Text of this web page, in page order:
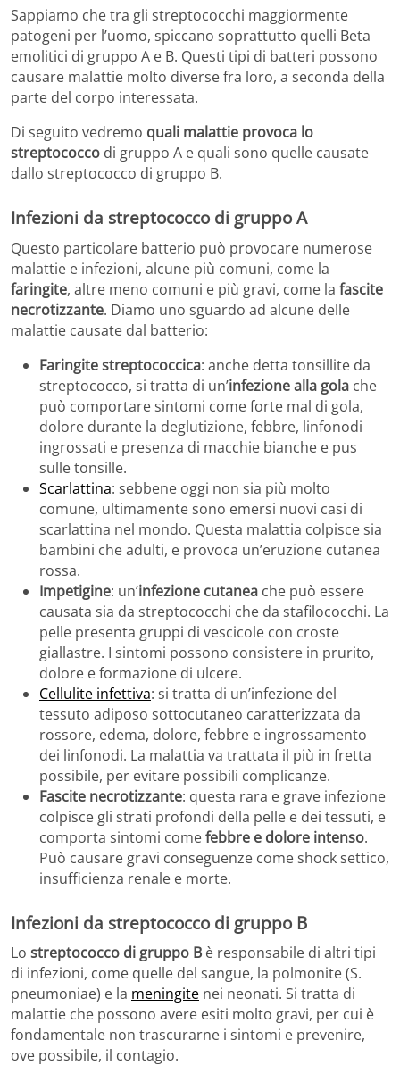
Sappiamo che tra gli streptococchi maggiormente
patogeni per l’uomo, spiccano soprattutto quelli Beta
emolitici di gruppo A e B. Questi tipi di batteri possono
causare malattie molto diverse fra loro, a seconda della
parte del corpo interessata.
Di seguito vedremo quali malattie provoca lo
streptococco di gruppo A e quali sono quelle causate
dallo streptococco di gruppo B.
Infezioni da streptococco di gruppo A
Questo particolare batterio può provocare numerose
malattie e infezioni, alcune più comuni, come la
faringite, altre meno comuni e più gravi, come la fascite
necrotizzante. Diamo uno sguardo ad alcune delle
malattie causate dal batterio:
Faringite streptococcica: anche detta tonsillite da
streptococco, si tratta di un’infezione alla gola che
può comportare sintomi come forte mal di gola,
dolore durante la deglutizione, febbre, linfonodi
ingrossati e presenza di macchie bianche e pus
sulle tonsille.
Scarlattina: sebbene oggi non sia più molto
comune, ultimamente sono emersi nuovi casi di
scarlattina nel mondo. Questa malattia colpisce sia
bambini che adulti, e provoca un’eruzione cutanea
rossa.
Impetigine: un’infezione cutanea che può essere
causata sia da streptococchi che da stafilococchi. La
pelle presenta gruppi di vescicole con croste
giallastre. I sintomi possono consistere in prurito,
dolore e formazione di ulcere.
Cellulite infettiva: si tratta di un’infezione del
tessuto adiposo sottocutaneo caratterizzata da
rossore, edema, dolore, febbre e ingrossamento
dei linfonodi. La malattia va trattata il più in fretta
possibile, per evitare possibili complicanze.
Fascite necrotizzante: questa rara e grave infezione
colpisce gli strati profondi della pelle e dei tessuti, e
comporta sintomi comefebbre e dolore intenso.
Può causare gravi conseguenze come shock settico,
insufficienza renale e morte.
Infezioni da streptococco di gruppo B
Lo streptococco di gruppo B è responsabile di altri tipi
di infezioni, come quelle del sangue, la polmonite (S.
pneumoniae) e la meningite nei neonati. Si tratta di
malattie che possono avere esiti molto gravi, per cui è
fondamentale non trascurarne i sintomi e prevenire,
ove possibile, il contagio.